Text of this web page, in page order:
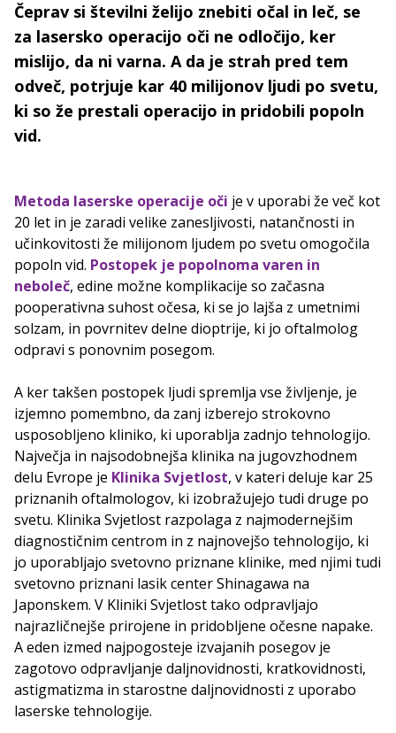
Čeprav si številni želijo znebiti očal in leč, se
za lasersko operacijo oči ne odločijo, ker
mislijo, da ni varna. A da je strah pred tem
odveč, potrjuje kar 40 milijonov ljudi po svetu,
ki so že prestali operacijo in pridobili popoln
vid.
Metoda laserske operacije oči je v uporabi že več kot
20 let in je zaradi velike zanesljivosti, natančnosti in
učinkovitosti že milijonom ljudem po svetu omogočila
popoln vid. Postopek je popolnoma varen in
neboleč, edine možne komplikacije so začasna
pooperativna suhost očesa, ki se jo lajša z umetnimi
solzam, in povrnitev delne dioptrije, ki jo oftalmolog
odpravi s ponovnim posegom.
A ker takšen postopek ljudi spremlja vse življenje, je
izjemno pomembno, da zanj izberejo strokovno
usposobljeno kliniko, ki uporablja zadnjo tehnologijo.
Največja in najsodobnejša klinika na jugovzhodnem
delu Evrope je Klinika Svjetlost, v kateri deluje kar 25
priznanih oftalmologov, ki izobražujejo tudi druge po
svetu. Klinika Svjetlost razpolaga z najmodernejšim
diagnostičnim centrom in z najnovejšo tehnologijo, ki
jo uporabljajo svetovno priznane klinike, med njimi tudi
svetovno priznani lasik center Shinagawa na
Japonskem. V Kliniki Svjetlost tako odpravljajo
najrazličnejše prirojene in pridobljene očesne napake.
A eden izmed najpogosteje izvajanih posegov je
zagotovo odpravljanje daljnovidnosti, kratkovidnosti,
astigmatizma in starostne daljnovidnosti z uporabo
laserske tehnologije.